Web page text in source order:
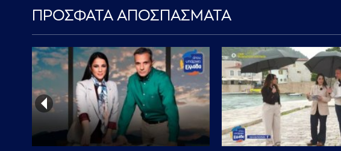
ΠΡΟΣΦΑΤΑ ΑΠΟΣΠΑΣΜΑΤΑ